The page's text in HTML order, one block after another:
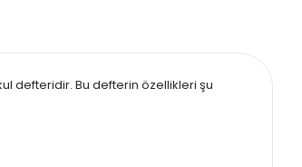
defteridir. Bu defterin özellikleri şu